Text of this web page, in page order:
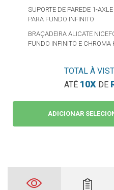
SUPORTE DE PAREDE 1-
PARA FUNDO INFINITO
BRAÇADEIRA ALICATE
FUNDO INFINITO E CHROMA
ADICIONAR
TOTAL À
ATÉ 10XDE